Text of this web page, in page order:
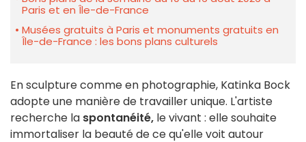
Paris et en Île-de-France
Musées gratuits à Paris et monuments gratuits en
Île-de-France : les bons plans culturels
En sculpture comme en photographie, Katinka Bock
adopte une manière de travailler unique. L'artiste
recherche la spontanéité, le vivant : elle souhaite
immortaliser la beauté de ce qu'elle voit autour